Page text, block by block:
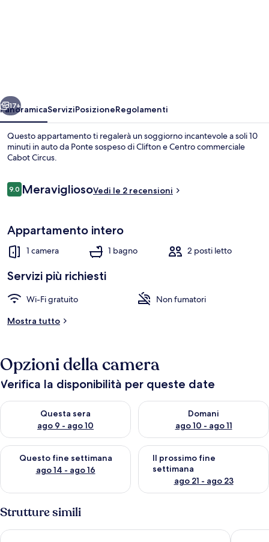
With
Terrace
Avanti
17+
PanoramicaServiziPosizioneRegolamenti
Questo appartamento ti regalerà un soggiorno incantevole a soli 10
minuti in auto da Ponte sospeso di Clifton e Centro commerciale
Cabot Circus.
Recensioni
9.09.0 su 10
MeravigliosoVedi le 2 recensioni
Appartamento intero
1 camera 1 bagno 2 posti letto
Servizi più richiesti
Wi-Fi gratuito
Non fumatori
Mostra tutto
Opzioni della camera
Verifica la disponibilità per queste date
Questa sera
ago 9 - ago 10
Verifica la disponibilità per questa sera, ago 9 - ago 10
Domani
ago 10 - ago 11
Verifica la disponibilità per
Questo fine settimana
ago 14 - ago 16
Verifica la disponibilità per questo fine settimana, ago 14 -
Il prossimo fine
settimana
ago 21 - ago 23
Verifica la disponibilità per il
Strutture simili
Brooks Guesthouse Bristol Clayton